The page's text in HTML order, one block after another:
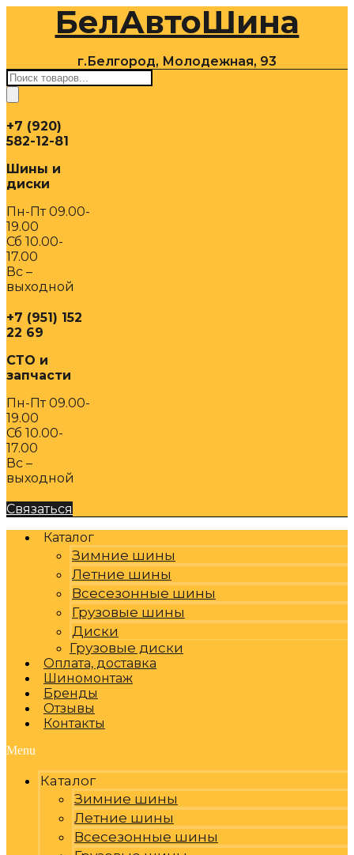
содержимомуБелАвтоШина
г.Белгород, Молодежная, 93
Поиск
товаров
+7 (920)
582-12-81
Шины и
диски
Пн-Пт 09.00-
19.00
Сб 10.00-
17.00
Вс –
выходной
+7 (951) 152
22 69
СТО и
запчасти
Пн-Пт 09.00-
19.00
Сб 10.00-
17.00
Вс –
выходной
Связаться
Каталог
Зимние шины
Летние шины
Всесезонные шины
Грузовые шины
Диски
Грузовые диски
Оплата, доставка
Шиномонтаж
Бренды
Отзывы
Контакты
Menu
Каталог
Зимние шины
Летние шины
Всесезонные шины